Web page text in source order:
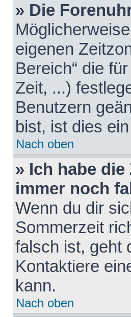
» Die
eigenen
Bereich“ die
Zeit, ...)
Benutzern
bist, ist dies
Nach oben
» Ich habe
immer noch
Wenn du dir
Sommerzeit
falsch ist, geht
Kontaktiere
kann.
Nach oben